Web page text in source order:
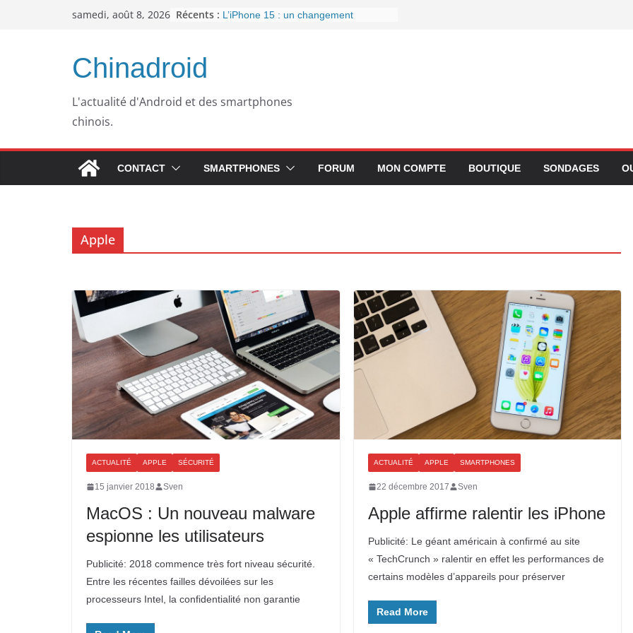
samedi, août 8, 2026 Récents : L’iPhone 15 : un changement
septembre 2023
Chinadroid
L'actualité d'Android et des smartphones
chinois.
CONTACT SMARTPHONES FORUM MON COMPTE BOUTIQUE SONDAGES
Apple
ACTUALITÉ APPLE SÉCURITÉ
15 janvier 2018 Sven
MacOS : Un nouveau malware
espionne les utilisateurs
Publicité: 2018 commence très fort niveau sécurité.
Entre les récentes failles dévoilées sur les
processeurs Intel, la confidentialité non garantie
ACTUALITÉ APPLE SMARTPHONES
22 décembre 2017 Sven
Apple affirme ralentir les iPhone
Publicité: Le géant américain à confirmé au site
« TechCrunch » ralentir en effet les performances de
certains modèles d’appareils pour préserver
Read More